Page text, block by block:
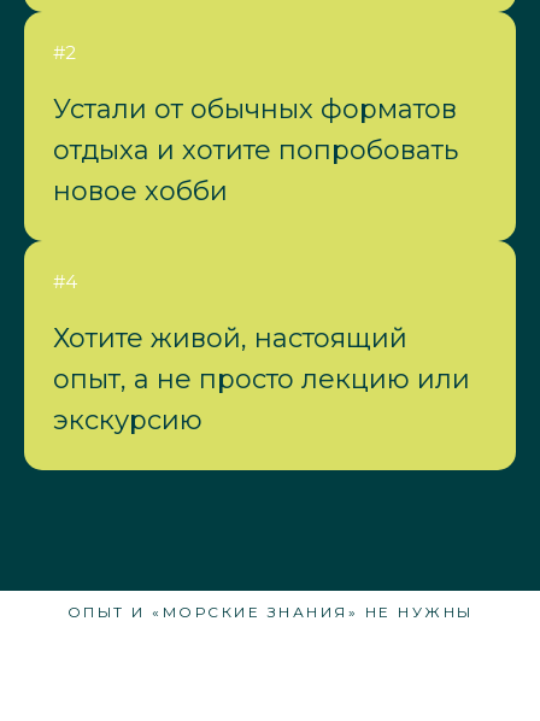
#2
Устали от обычных форматов
отдыха и хотите попробовать
новое хобби
#4
Хотите живой, настоящий
опыт, а не просто лекцию или
экскурсию
ОПЫТ И «МОРСКИЕ ЗНАНИЯ» НЕ НУЖНЫ